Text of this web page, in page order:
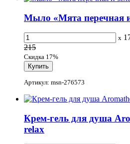
Мыло «Мята перечная и
x
215
Скидка 17%
Артикул: msn-276573
Крем-гель для душа
relax